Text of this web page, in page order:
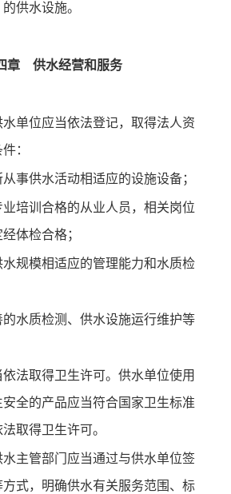
供水设施。
章 供水经营和服务
单位应当依法登记，取得法人资
：
从事供水活动相适应的设施设备；
业培训合格的从业人员，相关岗位
体检合格；
水规模相适应的管理能力和水质检
的水质检测、供水设施运行维护等
法取得卫生许可。供水单位使用
全的产品应当符合国家卫生标准
取得卫生许可。
主管部门应当通过与供水单位签
式，明确供水有关服务范围、标